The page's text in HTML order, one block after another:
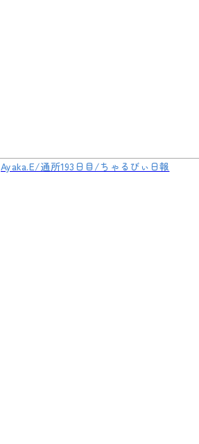
Ayaka.E/通所193日目/ちゃるびぃ日報